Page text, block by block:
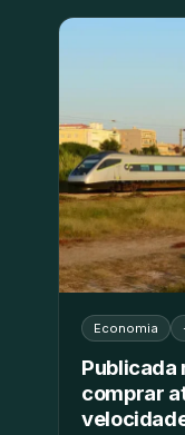
Economia
Publicada
comprar